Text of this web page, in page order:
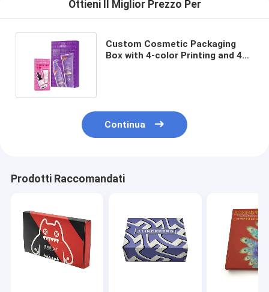
Ottieni Il Miglior Prezzo Per
Custom Cosmetic Packaging
Box with 4-color Printing and 4c
Continua
Prodotti Raccomandati